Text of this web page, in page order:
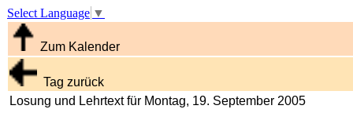
Select Language ▼
Zum Kalender
Tag zurück
Losung und Lehrtext für Montag, 19. September 2005